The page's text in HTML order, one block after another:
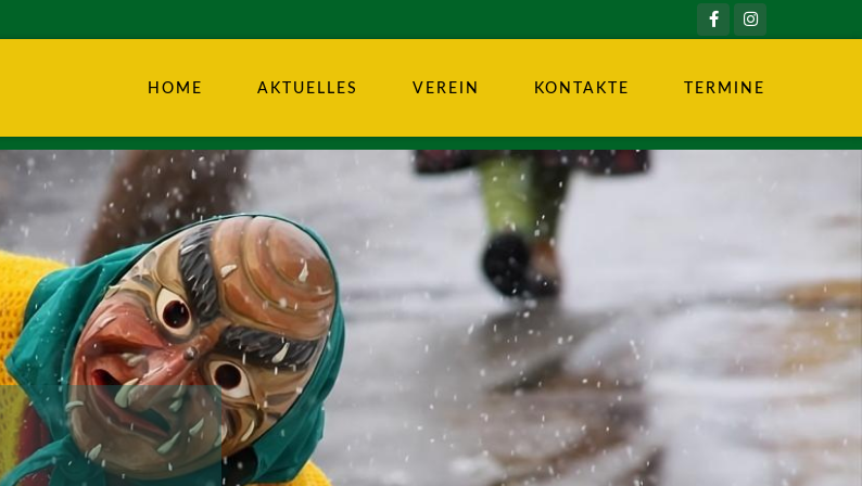
HOME AKTUELLES VEREIN KONTAKTE TERMINE